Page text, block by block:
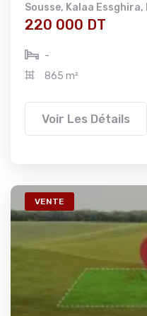
Sousse, Kalaa Essghira,
220 000 DT
-
865 m²
Voir Les Détails
VENTE